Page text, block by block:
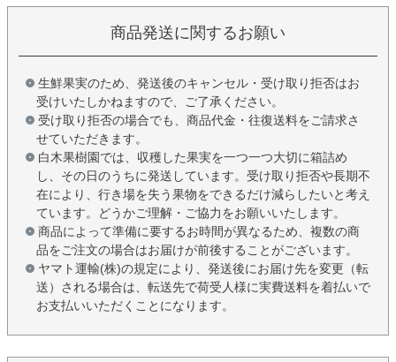
商品発送に関するお願い
生鮮果実のため、発送後のキャンセル・受け取り拒否はお
受けいたしかねますので、ご了承ください。
受け取り拒否の場合でも、商品代金・往復送料をご請求さ
せていただきます。
白木果樹園では、収穫した果実を一つ一つ大切に箱詰め
し、その日のうちに発送しています。受け取り拒否や長期不
在により、行き場を失う果物をできるだけ減らしたいと考え
ています。どうかご理解・ご協力をお願いいたします。
商品によって準備に要するお時間が異なるため、複数の商
品をご注文の場合はお届けが前後することがございます。
ヤマト運輸(株)の規定により、発送後にお届け先を変更（転
送）される場合は、転送先で荷受人様に実費送料を着払いで
お支払いいただくことになります。